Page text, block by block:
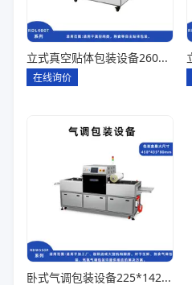
立式真空贴体包装设备260*180一出四
在线询价
卧式气调包装设备225*142*80一出六